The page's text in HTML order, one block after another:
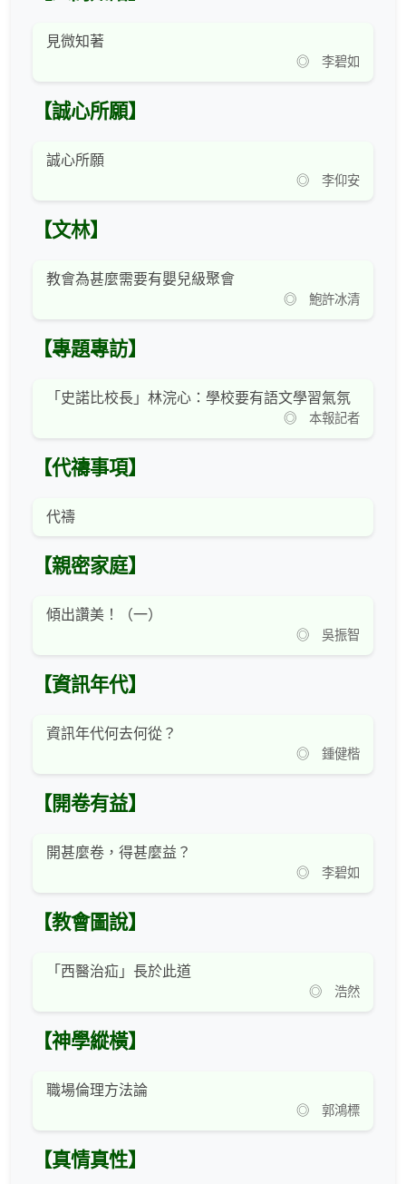
見微知著
◎ 李碧如
【誠心所願】
誠心所願
◎ 李仰安
【文林】
教會為甚麼需要有嬰兒級聚會
◎ 鮑許冰清
【專題專訪】
「史諾比校長」林浣心：學校要有語文學習氣氛
◎ 本報記者
【代禱事項】
代禱
【親密家庭】
傾出讚美！（一）
◎ 吳振智
【資訊年代】
資訊年代何去何從？
◎ 鍾健楷
【開卷有益】
開甚麼卷，得甚麼益？
◎ 李碧如
【教會圖說】
「西醫治疝」長於此道
◎ 浩然
【神學縱橫】
職場倫理方法論
◎ 郭鴻標
【真情真性】